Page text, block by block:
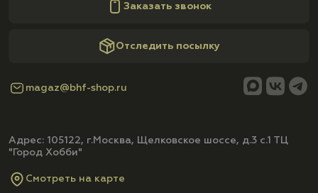
Заказать звонок
Отследить посылку
magaz@bhf-shop.ru
Адрес: 105122, г.Москва, Щелковское шоссе, д.3 с.1 ТЦ
"Город Хобби"
Смотреть на карте